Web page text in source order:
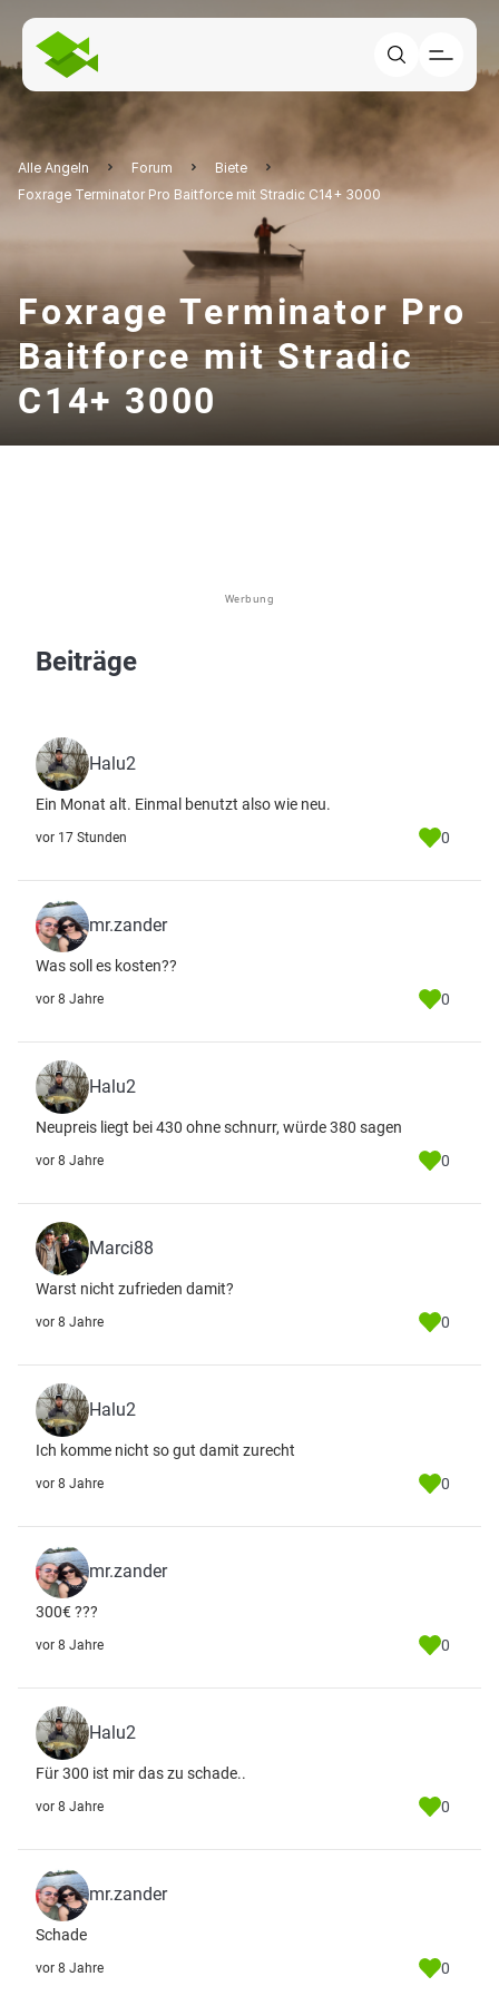
Alle Angeln Forum
Biete
Foxrage Terminator Pro Baitforce mit Stradic C14+ 3000
Foxrage Terminator Pro
Baitforce mit Stradic
C14+ 3000
Werbung
Beiträge
Halu2
Ein Monat alt. Einmal benutzt also wie neu.
vor 17 Stunden 0
mr.zander
Was soll es kosten??
vor 8 Jahre 0
Halu2
Neupreis liegt bei 430 ohne schnurr, würde 380 sagen
vor 8 Jahre 0
Marci88
Warst nicht zufrieden damit?
vor 8 Jahre 0
Halu2
Ich komme nicht so gut damit zurecht
vor 8 Jahre 0
mr.zander
300€ ???
vor 8 Jahre 0
Halu2
Für 300 ist mir das zu schade..
vor 8 Jahre 0
mr.zander
Schade
vor 8 Jahre 0